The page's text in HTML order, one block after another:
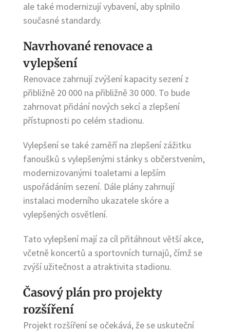
ale také modernizují vybavení, aby splnilo
současné standardy.
Navrhované renovace a
vylepšení
Renovace zahrnují zvýšení kapacity sezení z
přibližně 20 000 na přibližně 30 000. To bude
zahrnovat přidání nových sekcí a zlepšení
přístupnosti po celém stadionu.
Vylepšení se také zaměří na zlepšení zážitku
fanoušků s vylepšenými stánky s občerstvením,
modernizovanými toaletami a lepším
uspořádáním sezení. Dále plány zahrnují
instalaci moderního ukazatele skóre a
vylepšených osvětlení.
Tato vylepšení mají za cíl přitáhnout větší akce,
včetně koncertů a sportovních turnajů, čímž se
zvýší užitečnost a atraktivita stadionu.
Časový plán pro projekty
rozšíření
Projekt rozšíření se očekává, že se uskuteční